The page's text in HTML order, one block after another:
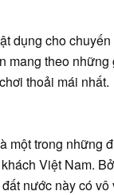
dụng cho
mang theo những
thoải mái nhất.
một trong những
Việt Nam.
nước này có